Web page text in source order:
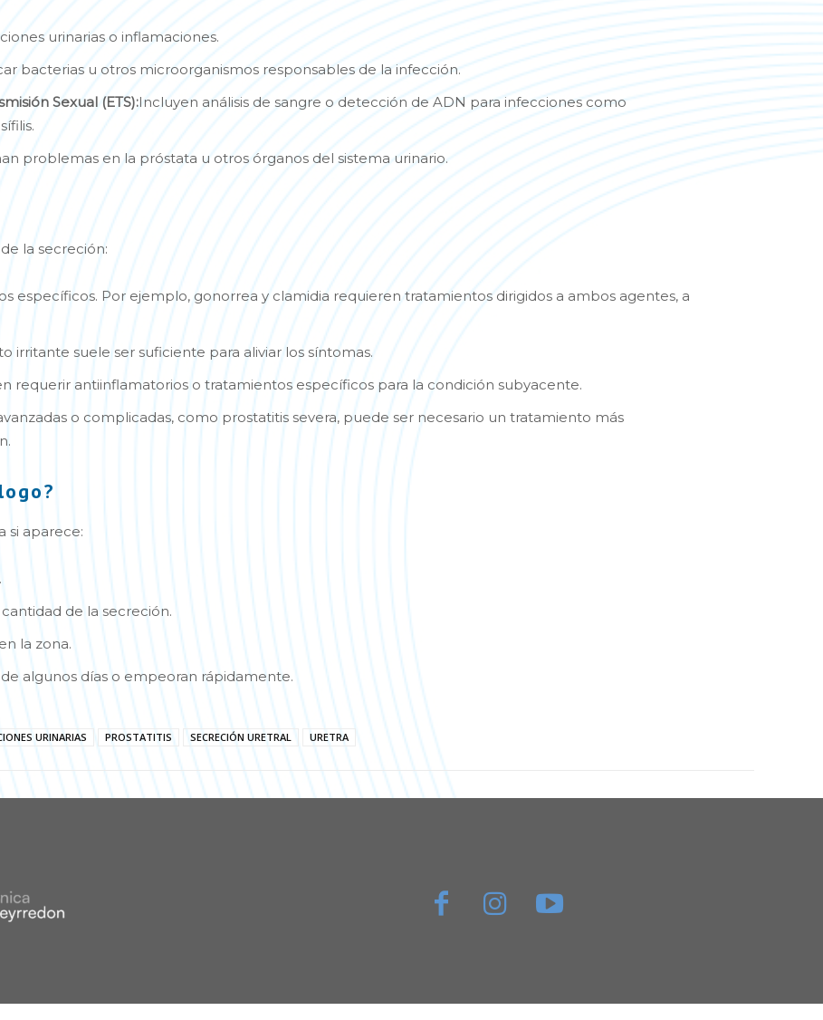
urinarias o inflamaciones.
bacterias u otros microorganismos responsables de la infección.
Sexual (ETS):Incluyen análisis de sangre o detección de ADN para infecciones como
problemas en la próstata u otros órganos del sistema urinario.
la secreción:
específicos. Por ejemplo, gonorrea y clamidia requieren tratamientos dirigidos a ambos agentes, a
irritante suele ser suficiente para aliviar los síntomas.
requerir antiinflamatorios o tratamientos específicos para la condición subyacente.
o complicadas, como prostatitis severa, puede ser necesario un tratamiento más
si aparece:
de la secreción.
la zona.
algunos días o empeoran rápidamente.
URINARIAS PROSTATITIS SECRECIÓN URETRAL URETRA